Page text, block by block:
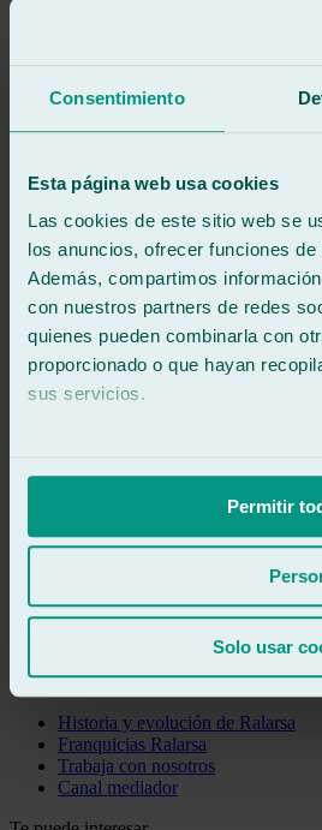
Consentimiento
Esta página web usa cookies
Las cookies de este sitio web se
los anuncios, ofrecer funciones
Además, compartimos
con nuestros partners de redes
quienes pueden combinarla con
proporcionado o que hayan
sus servicios.
Permitir
Solo usar
Un evento pensado para
Queremos enseñarte cómo operamos y
forma más ágil y coordinada.
Confirma tu asistencia
671 015 121
Ralarsa
Historia y evolución de Ralarsa
Franquicias Ralarsa
Trabaja con nosotros
Canal mediador